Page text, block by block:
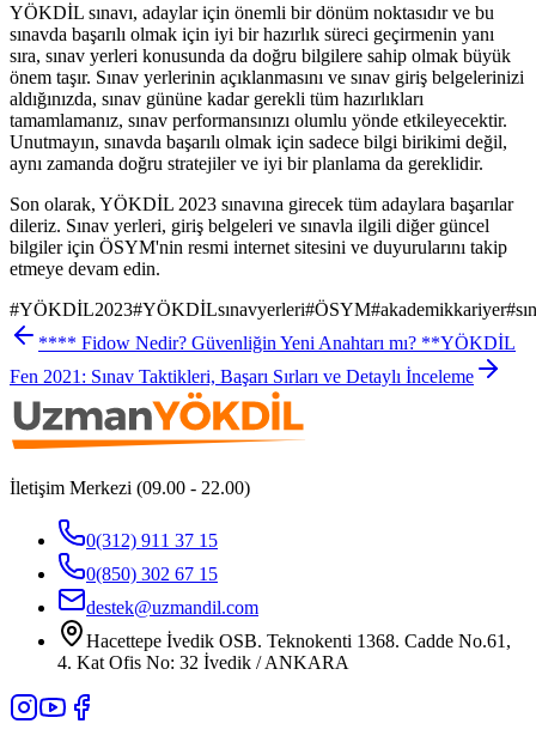
YÖKDİL sınavı, adaylar için önemli bir dönüm noktasıdır ve bu
sınavda başarılı olmak için iyi bir hazırlık süreci geçirmenin yanı
sıra, sınav yerleri konusunda da doğru bilgilere sahip olmak büyük
önem taşır. Sınav yerlerinin açıklanmasını ve sınav giriş belgelerinizi
aldığınızda, sınav gününe kadar gerekli tüm hazırlıkları
tamamlamanız, sınav performansınızı olumlu yönde etkileyecektir.
Unutmayın, sınavda başarılı olmak için sadece bilgi birikimi değil,
aynı zamanda doğru stratejiler ve iyi bir planlama da gereklidir.
Son olarak, YÖKDİL 2023 sınavına girecek tüm adaylara başarılar
dileriz. Sınav yerleri, giriş belgeleri ve sınavla ilgili diğer güncel
bilgiler için ÖSYM'nin resmi internet sitesini ve duyurularını takip
etmeye devam edin.
#YÖKDİL2023#YÖKDİLsınavyerleri#ÖSYM#akademikkariyer#
**** Fidow Nedir? Güvenliğin Yeni Anahtarı mı? **YÖKDİL
Fen 2021: Sınav Taktikleri, Başarı Sırları ve Detaylı İnceleme
İletişim Merkezi (09.00 - 22.00)
0(312) 911 37 15
0(850) 302 67 15
destek@uzmandil.com
Hacettepe İvedik OSB. Teknokenti 1368. Cadde No.61,
4. Kat Ofis No: 32 İvedik / ANKARA